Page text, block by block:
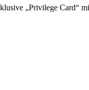
„Privilege Card“